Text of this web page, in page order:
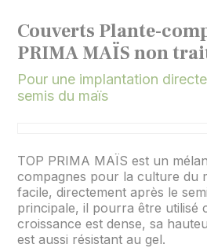
Couverts Plante-
PRIMA MAÏS non
Pour une implantation
semis du maïs
TOP PRIMA MAÏS est un
compagnes pour la culture du
facile, directement après le
principale, il pourra être utilisé
croissance est dense, sa
est aussi résistant au gel.